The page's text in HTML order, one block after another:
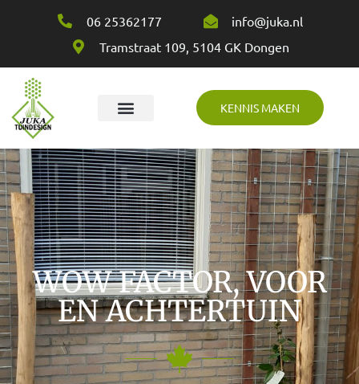
06 25362177
info@juka.nl
Tramstraat 109, 5104 GK Dongen
KENNIS MAKEN
WOW FACTOR, VOOR
EN ACHTERTUIN